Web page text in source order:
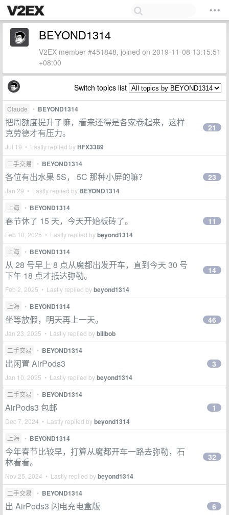
BEYOND1314
V2EX member #451848, joined on 2019-11-08 13:15:51
+08:00
Switch topics list
Claude • BEYOND1314
把周额度提升了嘛，看来还得是各家卷起来，这样
克劳德才有压力。
Jul 19 • Lastly replied byHFX3389
21
二手交易 • BEYOND1314
各位有出水果 5S， 5C 那种小屏的嘛？
Jan 29 • Lastly replied by BEYOND1314
23
上海 • BEYOND1314
春节休了 15 天，今天开始板砖了。
Feb 10, 2025 • Lastly replied bybeyond1314
11
上海 • BEYOND1314
从 28 号早上 8 点从魔都出发开车，直到今天 30 号
下午 18 点才抵达弥勒。
Feb 2, 2025 • Lastly replied bybeyond1314
14
上海 • BEYOND1314
坐等放假，明天再上一天。
Jan 23, 2025 • Lastly replied bybillbob
46
二手交易 • BEYOND1314
出闲置 AirPods3
Jan 10, 2025 • Lastly replied bybeyond1314
3
二手交易 • BEYOND1314
AirPods3 包邮
Dec 7, 2024 • Lastly replied bybeyond1314
1
上海 • BEYOND1314
今年春节比较早，打算从魔都开车一路去弥勒，石
林看看。
Nov 25, 2024 • Lastly replied bybeyond1314
32
二手交易 • BEYOND1314
出 AirPods3 闪电充电盒版 6